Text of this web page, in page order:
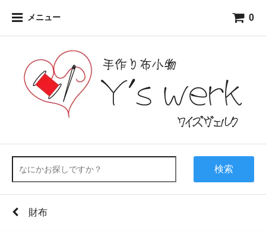
メニュー 0
検索
財布